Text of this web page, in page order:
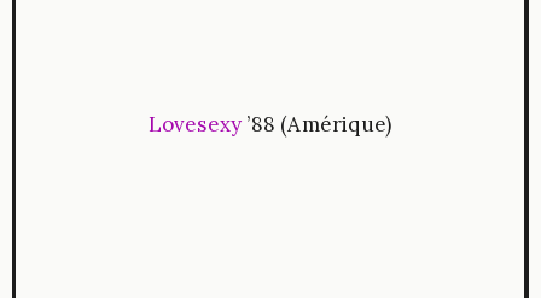
Lovesexy ’88 (Amérique)